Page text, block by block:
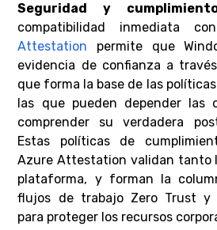
Seguridad y
compatibilidad inmediata
Attestation permite que
evidencia de confianza a
que forma la base de las
las que pueden depender las
comprender su verdadera
Estas políticas de
Azure Attestation validan tanto
plataforma, y ​​forman la
flujos de trabajo Zero Trust y
para proteger los recursos